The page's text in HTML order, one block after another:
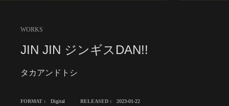
WORKS
JIN JIN ジンギスDAN!!
タカアンドトシ
FORMAT : Digital RELEASED : 2023-01-22